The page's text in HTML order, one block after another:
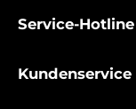
Service-Hotline
Kundenservice